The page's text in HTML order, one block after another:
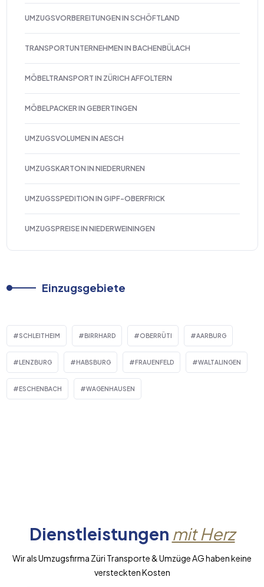
UMZUGSVORBEREITUNGEN IN SCHÖFTLAND
TRANSPORTUNTERNEHMEN IN BACHENBÜLACH
MÖBELTRANSPORT IN ZÜRICH AFFOLTERN
MÖBELPACKER IN GEBERTINGEN
UMZUGSVOLUMEN IN AESCH
UMZUGSKARTON IN NIEDERURNEN
UMZUGSSPEDITION IN GIPF-OBERFRICK
UMZUGSPREISE IN NIEDERWEININGEN
Einzugsgebiete
SCHLEITHEIM BIRRHARD OBERRÜTI AARBURG
LENZBURG HABSBURG FRAUENFELD WALTALINGEN
ESCHENBACH WAGENHAUSEN
Dienstleistungen mit Herz
Wir als Umzugsfirma Züri Transporte & Umzüge AG haben keine
versteckten Kosten